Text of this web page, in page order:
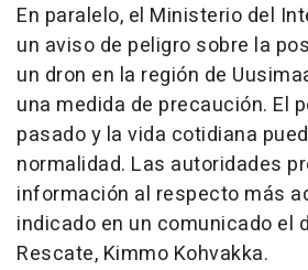
En paralelo, el Ministerio del
un aviso de peligro sobre la
un dron en la región de
una medida de precaución. El
pasado y la vida cotidiana
normalidad. Las autoridades
información al respecto más
indicado en un comunicado el
Rescate, Kimmo Kohvakka.